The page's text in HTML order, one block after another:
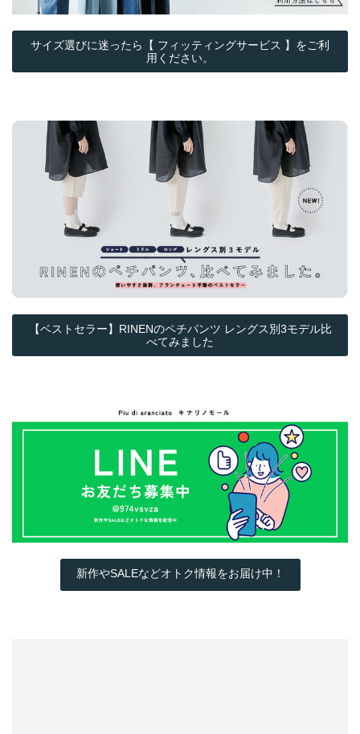
サイズ選びに迷ったら【 フィッティングサービス 】をご利
用ください。
【ベストセラー】RINENのペチパンツ レングス別3モデル比
べてみました
新作やSALEなどオトク情報をお届け中！